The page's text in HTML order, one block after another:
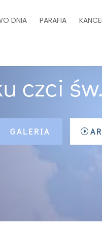
DNIA PARAFIA
czci
GALERIA